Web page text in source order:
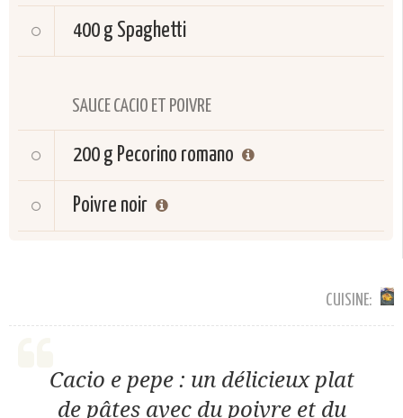
400 g Spaghetti
SAUCE CACIO ET POIVRE
200 g Pecorino romano
Poivre noir
CUISINE:
Cacio e pepe : un délicieux plat
de pâtes avec du poivre et du